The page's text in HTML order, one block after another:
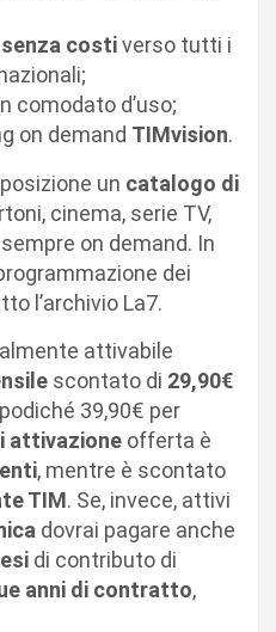
costiverso tutti i
comodato d’uso;
on demand TIMvision.
un catalogo di
cinema, serie TV,
on demand. In
dei
l’archivio La7.
attivabile
scontato di 29,90€
39,90€ per
attivazione offerta è
, mentre è scontato
TIM. Se, invece, attivi
dovrai pagare anche
di contributo di
anni di contratto,